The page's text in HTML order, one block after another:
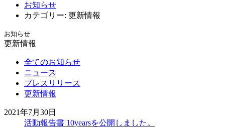
お知らせ
カテゴリー: 更新情報
お知らせ
更新情報
全てのお知らせ
ニュース
プレスリリース
更新情報
2021年7月30日
活動報告書 10yearsを公開しました。